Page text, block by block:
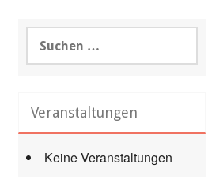
nach:
Veranstaltungen
Keine Veranstaltungen